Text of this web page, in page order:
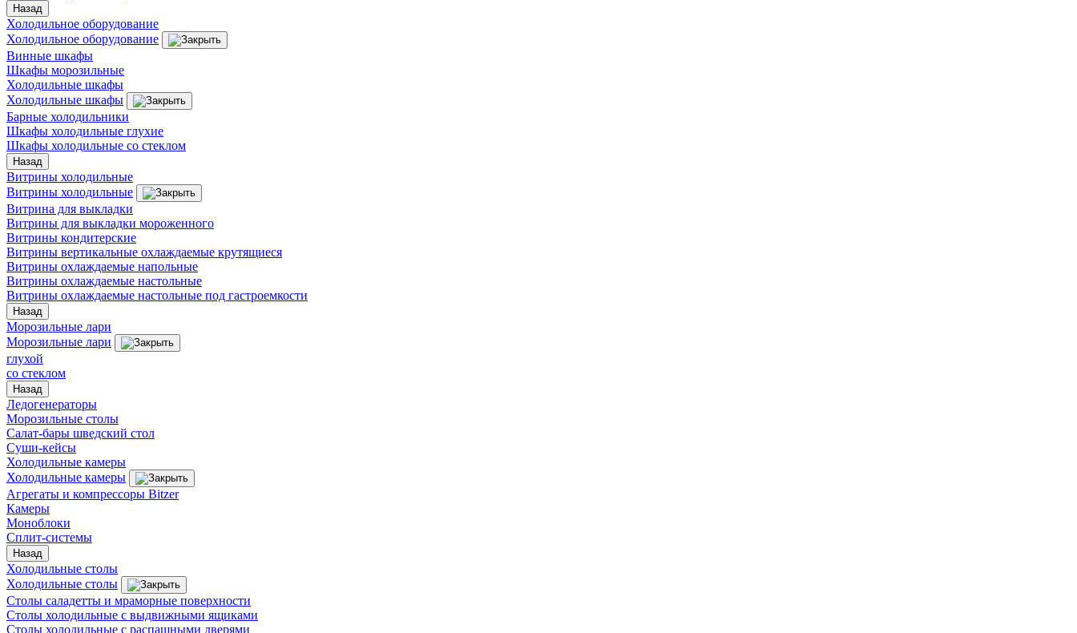
Назад
Холодильное оборудование
Холодильное оборудование
Винные шкафы
Шкафы морозильные
Холодильные шкафы
Холодильные шкафы
Барные холодильники
Шкафы холодильные глухие
Шкафы холодильные со стеклом
Назад
Витрины холодильные
Витрины холодильные
Витрина для выкладки
Витрины для выкладки мороженного
Витрины кондитерские
Витрины вертикальные охлаждаемые крутящиеся
Витрины охлаждаемые напольные
Витрины охлаждаемые настольные
Витрины охлаждаемые настольные под гастроемкости
Назад
Морозильные лари
Морозильные лари
глухой
со стеклом
Назад
Ледогенераторы
Морозильные столы
Салат-бары шведский стол
Суши-кейсы
Холодильные камеры
Холодильные камеры
Агрегаты и компрессоры Bitzer
Камеры
Моноблоки
Сплит-системы
Назад
Холодильные столы
Холодильные столы
Столы саладетты и мраморные поверхности
Столы холодильные с выдвижными ящиками
Столы холодильные с распашными дверями